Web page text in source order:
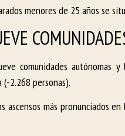
menores de 25 años se
comunidades autónomas
(-2.268 personas).
más pronunciados